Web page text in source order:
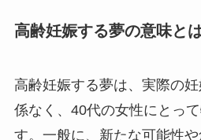
高齢妊娠する夢の意味と
高齢妊娠する夢は、実際の
係なく、40代の女性にとっ
す。一般に、新たな可能性